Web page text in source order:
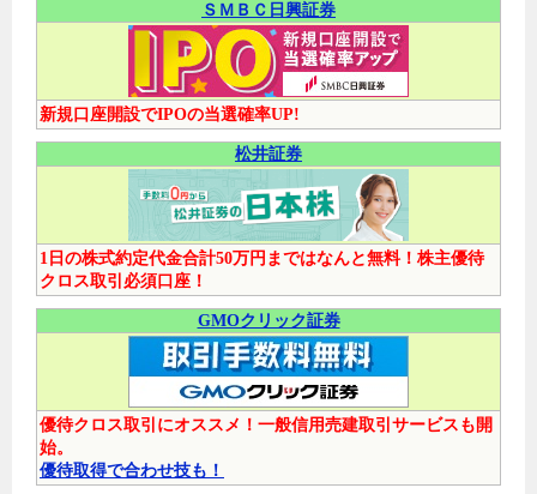
ＳＭＢＣ日興証券
新規口座開設でIPOの当選確率UP!
松井証券
1日の株式約定代金合計50万円まではなんと無料！株主優待
クロス取引必須口座！
GMOクリック証券
優待クロス取引にオススメ！一般信用売建取引サービスも開
始。
優待取得で合わせ技も！